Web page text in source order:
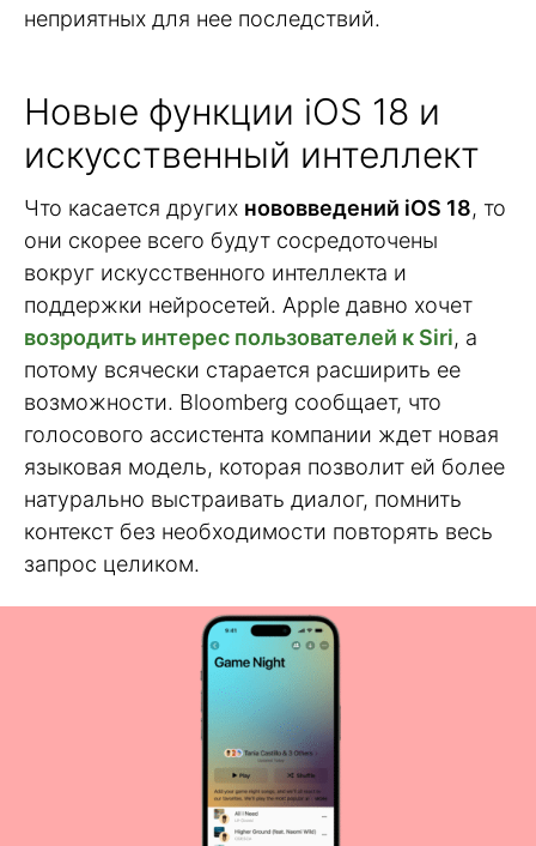
неприятных для нее последствий.
Новые функции iOS 18 и
искусственный интеллект
Что касается других нововведений iOS 18, то
они скорее всего будут сосредоточены
вокруг искусственного интеллекта и
поддержки нейросетей. Apple давно хочет
возродить интерес пользователей к Siri, а
потому всячески старается расширить ее
возможности. Bloomberg сообщает, что
голосового ассистента компании ждет новая
языковая модель, которая позволит ей более
натурально выстраивать диалог, помнить
контекст без необходимости повторять весь
запрос целиком.